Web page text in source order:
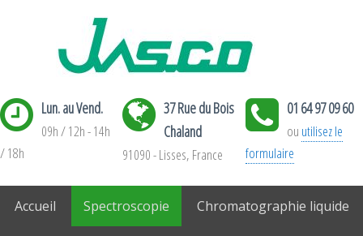
Lun. au Vend.
09h / 12h - 14h
/ 18h
37 Rue du Bois
Chaland
91090 - Lisses, France
01 64 97 09 60
ou utilisez le
formulaire
Accueil Spectroscopie Chromatographie liquide